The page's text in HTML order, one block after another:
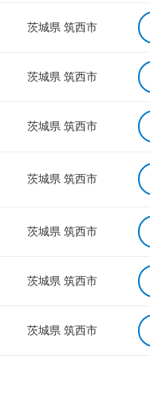
茨城県 筑西市
茨城県 筑西市
茨城県 筑西市
茨城県 筑西市
茨城県 筑西市
茨城県 筑西市
茨城県 筑西市